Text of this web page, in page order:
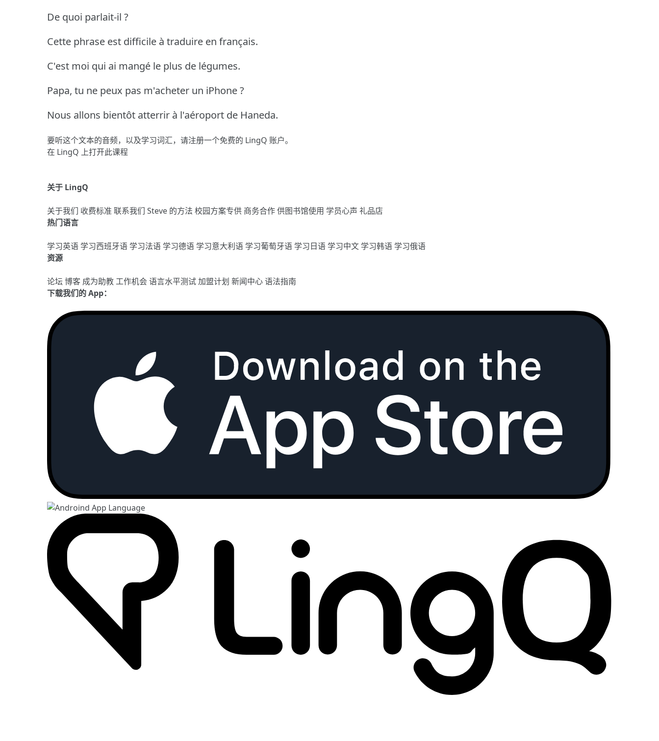
De quoi parlait-il ?
Cette phrase est difficile à traduire en français.
C'est moi qui ai mangé le plus de légumes.
Papa, tu ne peux pas m'acheter un iPhone ?
Nous allons bientôt atterrir à l'aéroport de Haneda.
要听这个文本的音频，以及学习词汇，请注册一个免费的 LingQ 账户。
在 LingQ 上打开此课程
关于 LingQ
关于我们 收费标准 联系我们 Steve 的方法 校园方案专供 商务合作供图书馆使用 学员心声 礼品店
热门语言
学习英语 学习西班牙语 学习法语 学习德语 学习意大利语 学习葡萄牙语 学习日语 学习中文 学习韩语 学习俄语
资源
论坛 博客 成为助教工作机会语言水平测试加盟计划 新闻中心语法指南
下载我们的 App：